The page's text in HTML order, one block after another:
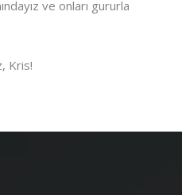
ve onları gururla
Kris!